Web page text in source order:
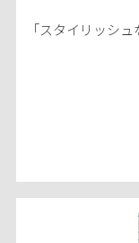
「スタイリッシ